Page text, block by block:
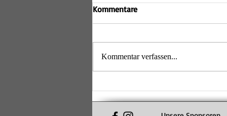
Pärchenturnier der Lechrain
Volleys ein voller Erfolg
Kommentare
Kommentar verfassen...